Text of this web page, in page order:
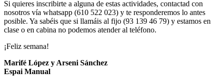
Si quieres inscribirte a alguna de estas actividades, contactad con
nosotros vía whatsapp (610 522 023) y te responderemos lo antes
posible. Ya sabéis que si llamáis al fijo (93 139 46 79) y estamos en
clase o en cabina no podemos atender al teléfono.
¡Feliz semana!
Marifé López y Arseni Sánchez
Espai Manual